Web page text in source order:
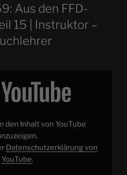
Aus den FFD-
15 | Instruktor –
den Inhalt von YouTube
Datenschutzerklärung von
YouTube.